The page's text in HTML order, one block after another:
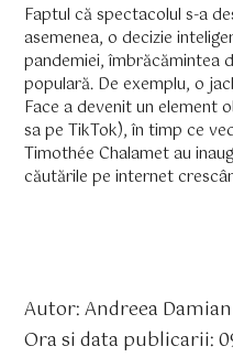
Faptul că spectacolul s-a
asemenea, o decizie
pandemiei, îmbrăcămintea
populară. De exemplu, o
Face a devenit un element
sa pe TikTok), în timp ce
Timothée Chalamet au
căutările pe internet
Autor: Andreea Damian
Ora si data publicarii: